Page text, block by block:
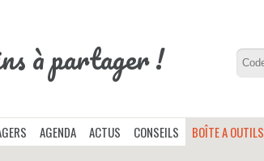
à partager !
AGENDA ACTUS CONSEILS BOÎTE A OUTILS